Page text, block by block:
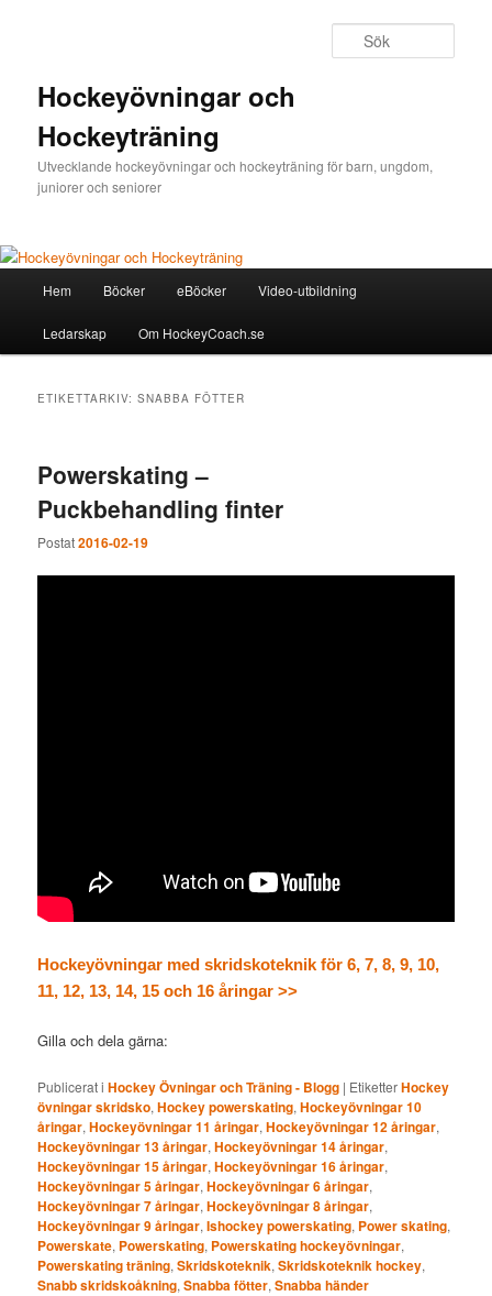
Hockeyövningar och
Hockeyträning
Utvecklande hockeyövningar och hockeyträning för barn, ungdom,
juniorer och seniorer
Hoppa
till
Hoppa
till
Hem Böcker eBöcker Video-utbildning
Ledarskap Om HockeyCoach.se
ETIKETTARKIV:SNABBA FÖTTER
Powerskating –
Puckbehandling finter
Postat2016-02-19
Hockeyövningar med skridskoteknik för 6, 7, 8, 9, 10,
11, 12, 13, 14, 15 och 16 åringar >>
Gilla och dela gärna:
Publicerat i Hockey Övningar och Träning - Blogg | EtiketterHockey
övningar skridsko,Hockey powerskating,Hockeyövningar 10
åringar,Hockeyövningar 11 åringar,Hockeyövningar 12 åringar,
Hockeyövningar 13 åringar,Hockeyövningar 14 åringar,
Hockeyövningar 15 åringar,Hockeyövningar 16 åringar,
Hockeyövningar 5 åringar,Hockeyövningar 6 åringar,
Hockeyövningar 7 åringar,Hockeyövningar 8 åringar,
Hockeyövningar 9 åringar,Ishockey powerskating, Power skating,
Powerskate, Powerskating, Powerskating hockeyövningar,
Powerskating träning,Skridskoteknik,Skridskoteknik hockey,
Snabb skridskoåkning,Snabba fötter,Snabba händer